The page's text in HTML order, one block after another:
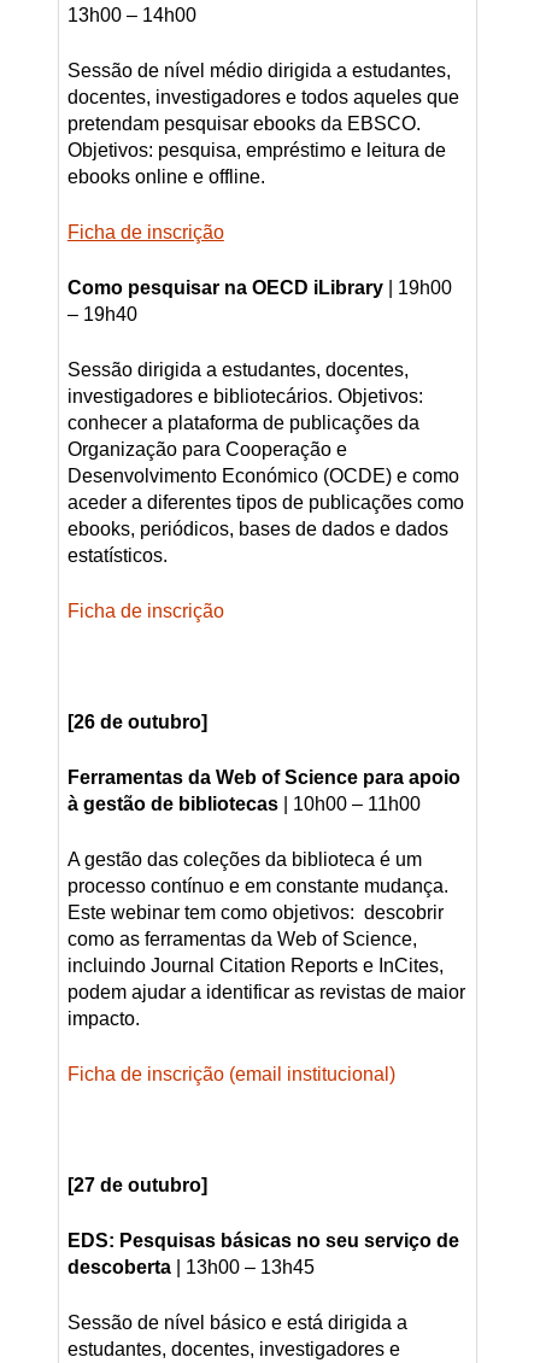
13h00 – 14h00
Sessão de nível médio dirigida a estudantes,
docentes, investigadores e todos aqueles que
pretendam pesquisar ebooks da EBSCO.
Objetivos: pesquisa, empréstimo e leitura de
ebooks online e offline.
Ficha de inscrição
Como pesquisar na OECD iLibrary
| 19h00
– 19h40
Sessão dirigida a estudantes, docentes,
investigadores e bibliotecários. Objetivos:
conhecer a plataforma de publicações da
Organização para Cooperação e
Desenvolvimento Económico (OCDE) e como
aceder a diferentes tipos de publicações como
ebooks, periódicos, bases de dados e dados
estatísticos.
Ficha de inscrição
[26 de outubro]
Ferramentas da Web of Science para apoio
à gestão de bibliotecas
| 10h00 – 11h00
A gestão das coleções da biblioteca é um
processo contínuo e em constante mudança.
Este webinar tem como objetivos: descobrir
como as ferramentas da Web of Science,
incluindo Journal Citation Reports e InCites,
podem ajudar a identificar as revistas de maior
impacto.
Ficha de inscrição (email institucional)
[27 de outubro]
EDS: Pesquisas básicas no seu serviço de
descoberta| 13h00 – 13h45
Sessão de nível básico e está dirigida a
estudantes, docentes, investigadores e